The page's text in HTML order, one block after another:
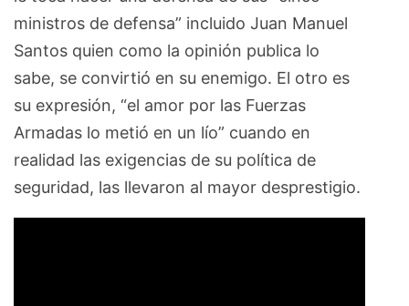
ministros de defensa” incluido Juan Manuel
Santos quien como la opinión publica lo
sabe, se convirtió en su enemigo. El otro es
su expresión, “el amor por las Fuerzas
Armadas lo metió en un lío” cuando en
realidad las exigencias de su política de
seguridad, las llevaron al mayor desprestigio.